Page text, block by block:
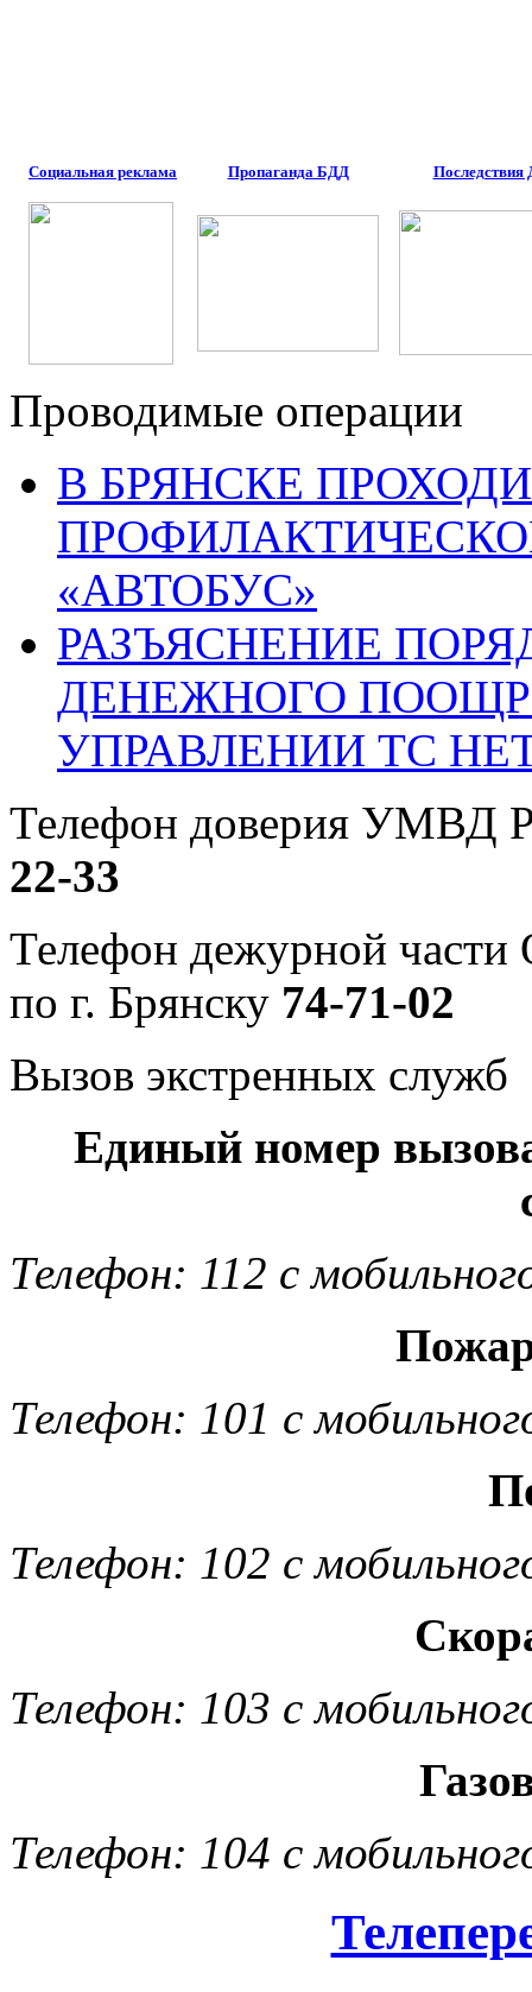
Социальная реклама Пропаганда БДД
Проводимые операции
В БРЯНСКЕ
«АВТОБУС»
РАЗЪЯСНЕНИЕ
ДЕНЕЖНОГО
УПРАВЛЕНИИ ТС
Телефон доверия УМВД
22-33
Телефон дежурной
по г. Брянску 74-71-02
Вызов экстренных служб
Единый номер
Телефон: 112 с
Телефон: 101 с
Телефон: 102 с
Телефон: 103 с
Телефон: 104 с